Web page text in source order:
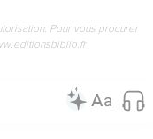
Pour vous procurer